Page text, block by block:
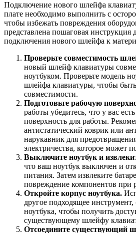
Подключение нового шлейфа
плате необходимо выполнить с
чтобы избежать повреждения
представлена пошаговая инструкция
подключения нового шлейфа к
Проверьте совместимость
новый шлейф клавиатуры
ноутбуком. Проверьте модель
шлейфа клавиатуры, чтобы
совместимости.
Подготовьте рабочую
работы убедитесь, что у вас
поверхность для работы.
антистатический коврик или
нарукавник для
электричества, которое может
Выключите ноутбук и
что ваш ноутбук выключен и
питания. Затем извлеките
повреждение компонентов при
Откройте корпус ноутбука.
другое подходящее инструмент,
ноутбука, чтобы получить
существующему шлейфу
Отсоедините существующий